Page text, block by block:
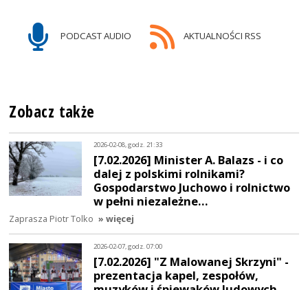
PODCAST AUDIO AKTUALNOŚCI RSS
Zobacz także
2026-02-08, godz. 21:33
[7.02.2026] Minister A. Balazs - i co
dalej z polskimi rolnikami?
Gospodarstwo Juchowo i rolnictwo
w pełni niezależne…
Zaprasza Piotr Tolko » więcej
2026-02-07, godz. 07:00
[7.02.2026] "Z Malowanej Skrzyni" -
prezentacja kapel, zespołów,